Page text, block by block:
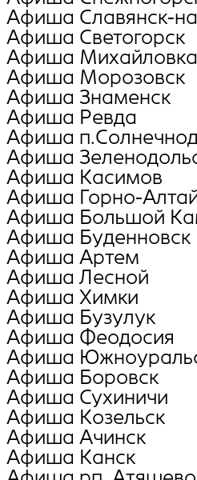
Афиша Славянск-
Афиша Светогорск
Афиша Михайловка
Афиша Морозовск
Афиша Знаменск
Афиша Ревда
Афиша
Афиша
Афиша Касимов
Афиша Горно-
Афиша Большой
Афиша Буденновск
Афиша Артем
Афиша Лесной
Афиша Химки
Афиша Бузулук
Афиша Феодосия
Афиша
Афиша Боровск
Афиша Сухиничи
Афиша Козельск
Афиша Ачинск
Афиша Канск